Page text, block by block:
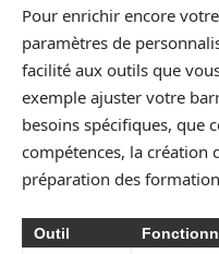
Pour enrichir encore
paramètres de
facilité aux outils que
exemple ajuster votre
besoins spécifiques, que
compétences, la création
préparation des
Outil